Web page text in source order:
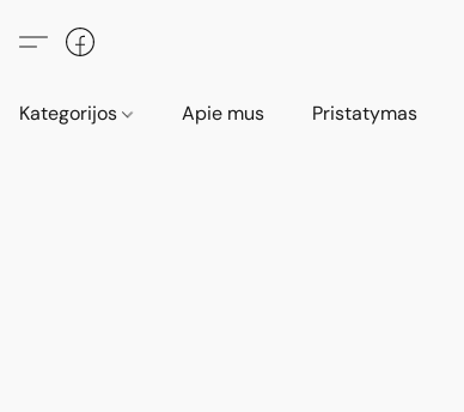
Kategorijos Apie mus Pristatymas